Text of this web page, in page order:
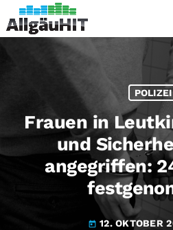
POLIZEI
Frauen in
und
angegriffen:
today 12. OKTOBER